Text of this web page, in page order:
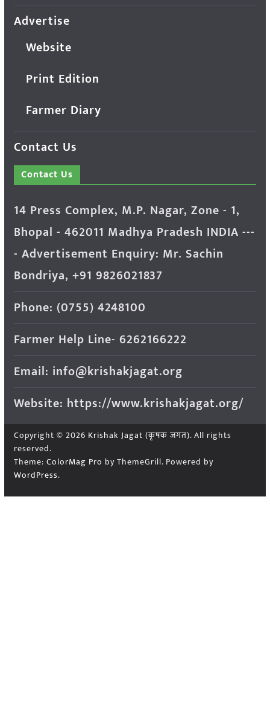
Advertise
Website
Print Edition
Farmer Diary
Contact Us
Contact Us
14 Press Complex, M.P. Nagar, Zone - 1,
Bhopal - 462011 Madhya Pradesh INDIA ---
- Advertisement Enquiry: Mr. Sachin
Bondriya, +91 9826021837
Phone: (0755) 4248100
Farmer Help Line- 6262166222
Email: info@krishakjagat.org
Website: https://www.krishakjagat.org/
Copyright © 2026 Krishak Jagat (कृषक जगत). All rights
reserved.
Theme: ColorMag Pro by ThemeGrill. Powered by
WordPress.